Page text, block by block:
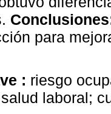
para
: riesgo
laboral;